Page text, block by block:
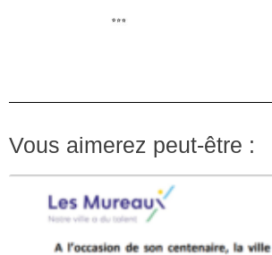
Vous aimerez peut-être :